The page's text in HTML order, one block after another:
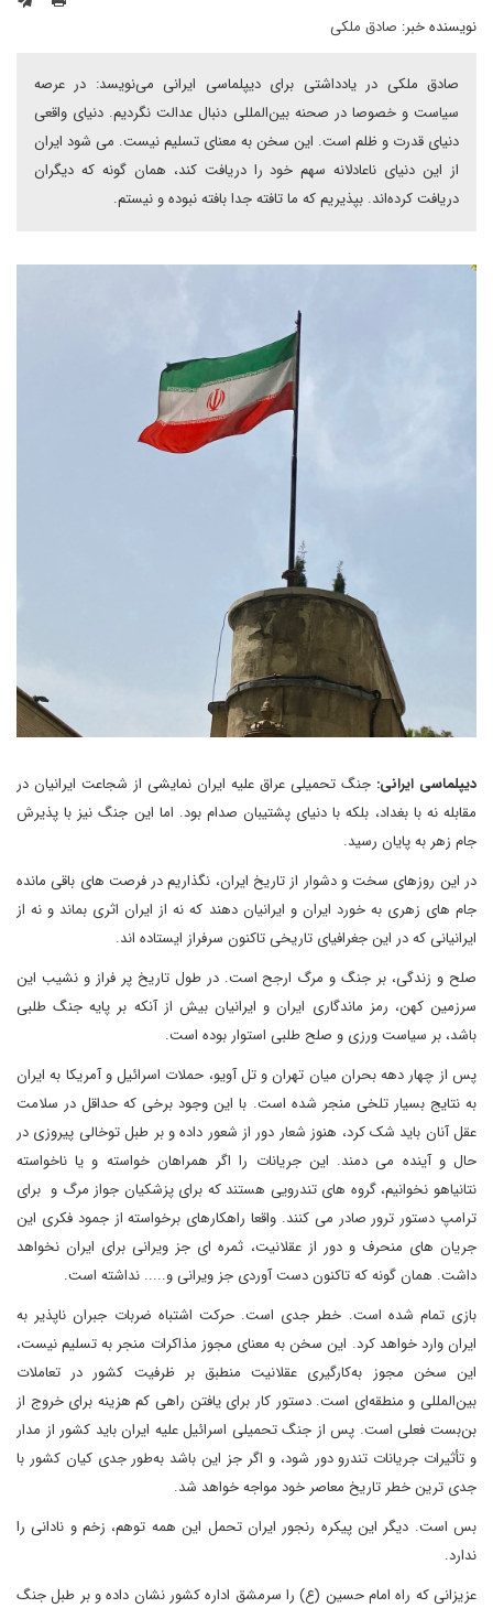
نویسنده خبر: صادق ملکی
صادق ملکی در یادداشتی برای دیپلماسی ایرانی می‌نویسد: در عرصه
سیاست و خصوصا در صحنه بین‌المللی دنبال عدالت نگردیم. دنیای واقعی
دنیای قدرت و ظلم است. این سخن به معنای تسلیم نیست. می شود ایران
از این دنیای ناعادلانه سهم خود را دریافت کند، همان گونه که دیگران
دریافت کرده‌اند. بپذیریم که ما تافته جدا بافته نبوده و نیستم.
دیپلماسی ایرانی: جنگ تحمیلی عراق علیه ایران نمایشی از شجاعت ایرانیان در
مقابله نه با بغداد، بلکه با دنیای پشتیبان صدام بود. اما این جنگ نیز با پذیرش
جام زهر به پایان رسید.
در این روزهای سخت و دشوار از تاریخ ایران، نگذاریم در فرصت های باقی مانده
جام های زهری به خورد ایران و ایرانیان دهند که نه از ایران اثری بماند و نه از
ایرانیانی که در این جغرافیای تاریخی تاکنون سرفراز ایستاده اند.
صلح و زندگی، بر جنگ و مرگ ارجح است. در طول تاریخ پر فراز و نشیب این
سرزمین کهن، رمز ماندگاری ایران و ایرانیان بیش از آنکه بر پایه جنگ طلبی
باشد، بر سیاست ورزی و صلح طلبی استوار بوده است.
پس از چهار دهه بحران میان تهران و تل آویو، حملات اسرائیل و آمریکا به ایران
به نتایج بسیار تلخی منجر شده است. با این وجود برخی که حداقل در سلامت
عقل آنان باید شک کرد، هنوز شعار دور از شعور داده و بر طبل توخالی پیروزی در
حال و آینده می دمند. این جریانات را اگر همراهان خواسته و یا ناخواسته
نتانیاهو نخوانیم، گروه های تندرویی هستند که برای پزشکیان جواز مرگ و برای
ترامپ دستور ترور صادر می کنند.‌ واقعا راهکارهای برخواسته از جمود فکری این
جریان های منحرف و دور از عقلانیت، ثمره ای جز ویرانی برای ایران نخواهد
داشت. همان گونه که تاکنون دست آوردی جز ویرانی و..... نداشته است.
بازی تمام شده است. خطر جدی است. حرکت اشتباه ضربات جبران ناپذیر به
ایران وارد خواهد کرد. این سخن به معنای مجوز مذاکرات منجر به تسلیم نیست،
این سخن مجوز به‌کارگیری عقلانیت منطبق بر ظرفیت کشور در تعاملات
بین‌المللی و منطقه‌ای است. دستور کار برای یافتن راهی کم هزینه برای خروج از
بن‌بست فعلی است. پس از جنگ تحمیلی اسرائیل علیه ایران باید کشور از مدار
و تأثیرات جریانات تندرو دور شود، و اگر جز این باشد به‌طور جدی کیان کشور با
جدی ترین خطر تاریخ معاصر خود مواجه خواهد شد.
بس است. دیگر این پیکره رنجور ایران تحمل این همه توهم، زخم و نادانی را
ندارد.
عزیزانی که راه امام حسین (ع) را سرمشق اداره کشور نشان داده و بر طبل جنگ